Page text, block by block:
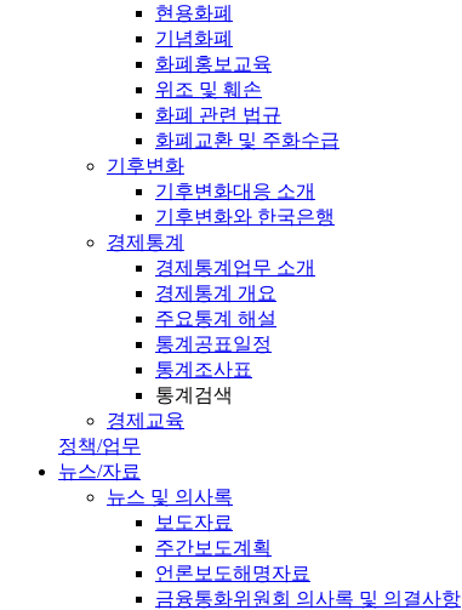
현용화폐
기념화폐
화폐홍보교육
위조 및 훼손
화폐 관련 법규
화폐교환 및 주화수급
기후변화
기후변화대응 소개
기후변화와 한국은행
경제통계
경제통계업무 소개
경제통계 개요
주요통계 해설
통계공표일정
통계조사표
통계검색
경제교육
정책/업무
뉴스/자료
뉴스 및 의사록
보도자료
주간보도계획
언론보도해명자료
금융통화위원회 의사록 및 의결사항